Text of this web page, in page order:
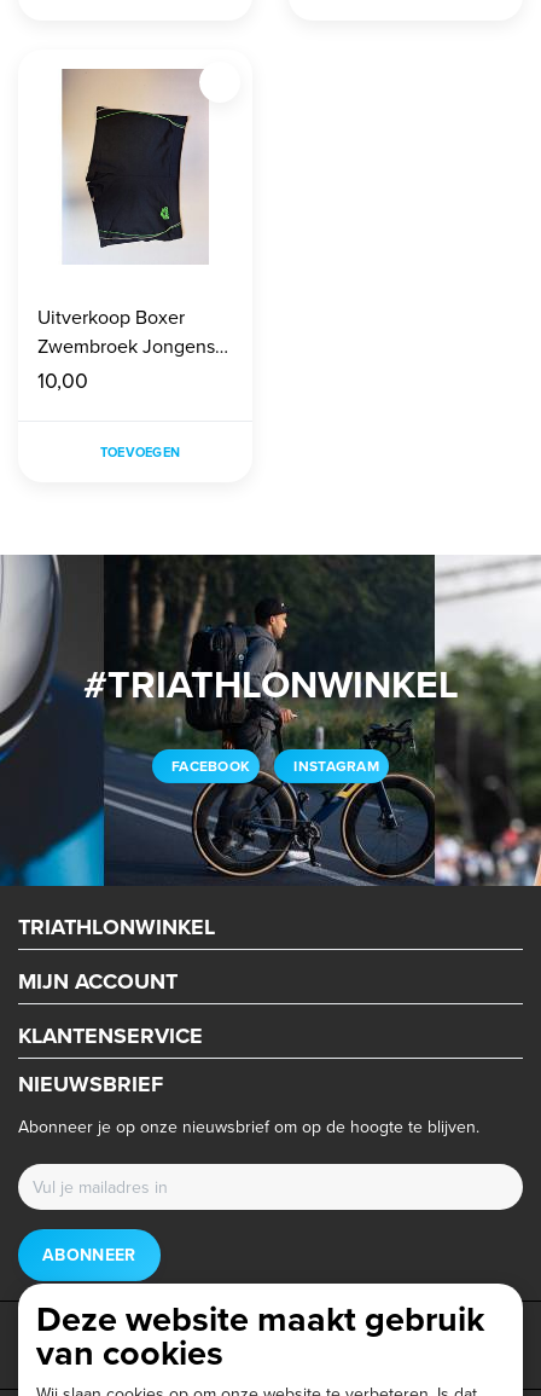
Uitverkoop Boxer
Zwembroek Jongens
maat 140
10,00
TOEVOEGEN
#TRIATHLONWINKEL
FACEBOOK INSTAGRAM
TRIATHLONWINKEL
MIJN ACCOUNT
KLANTENSERVICE
NIEUWSBRIEF
Abonneer je op onze nieuwsbrief om op de hoogte te blijven.
ABONNEER
Deze website maakt gebruik
van cookies